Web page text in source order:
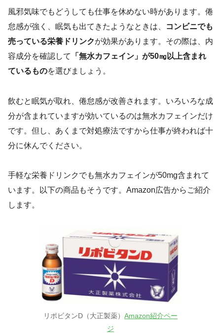
風邪気味でもどうしても仕事を休めない時があります。倦
怠感が強く、眠気も出てきたようなときは、
コンビニでも
売っている栄養ドリンクが効果があります。その際は、内
容成分を確認して
「無水カフェイン」が50㎎以上含まれ
ているものを選びましょう。
飲むと眠気が取れ、倦怠感が改善されます。いろいろな成
分が含まれていますが効いているのは無水カフェインだけ
です。但し、あくまで対処療法ですから仕事が終われば十
分に休んでください。
手軽な栄養ドリンクでも無水カフェインが50mg含まれて
います。以下の商品もそうです。Amazon広告からご紹介
します。
リポビタンD（大正製薬） Amazon紹介ペー
ジ